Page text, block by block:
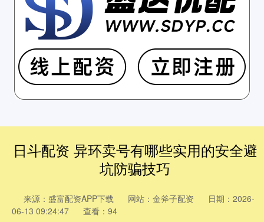
日斗配资 异环卖号有哪些实用的安全避
坑防骗技巧
来源：盛富配资APP下载 网站：金斧子配资
日期：2026-
06-13 09:24:47
查看：94